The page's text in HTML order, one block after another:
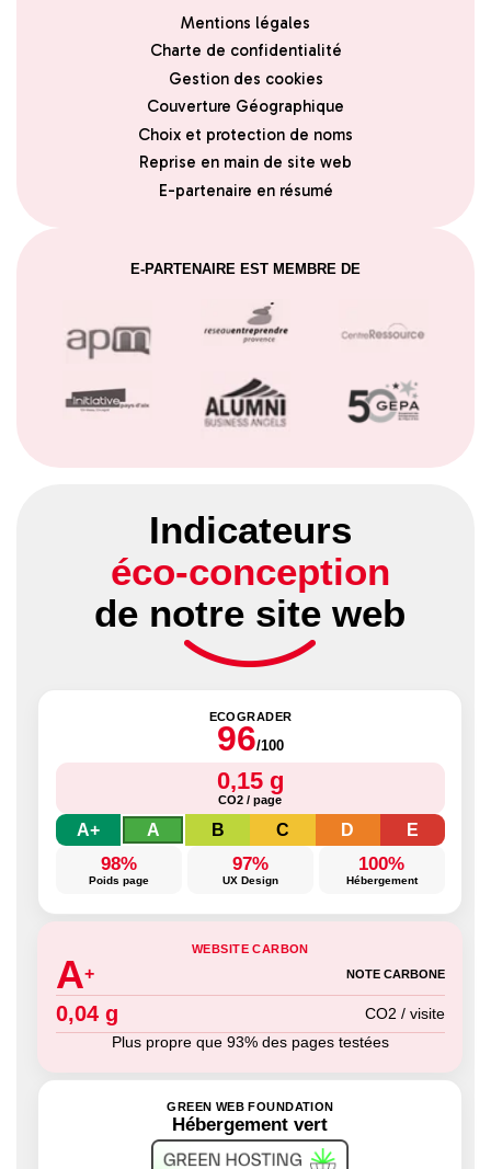
Mentions légales
Charte de confidentialité
Gestion des cookies
Couverture Géographique
Choix et protection de noms
Reprise en main de site web
E-partenaire en résumé
E-PARTENAIRE EST MEMBRE DE
Indicateurs
éco-conception
de notre site web
ECOGRADER
96/100
0,15 g
CO2 / page
A+ A B C D E
98%
Poids page
97%
UX Design
100%
Hébergement
WEBSITE CARBON
A+ NOTE CARBONE
0,04 g
CO2 / visite
Plus propre que 93% des pages testées
GREEN WEB FOUNDATION
Hébergement vert